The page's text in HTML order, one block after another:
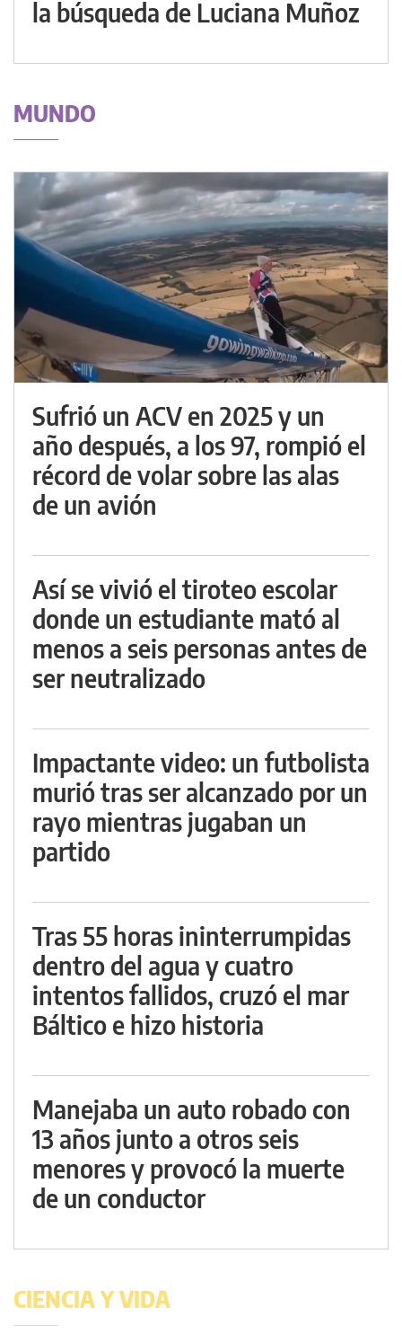
la búsqueda de Luciana Muñoz
MUNDO
Sufrió un ACV en 2025 y un
año después, a los 97, rompió el
récord de volar sobre las alas
de un avión
Así se vivió el tiroteo escolar
donde un estudiante mató al
menos a seis personas antes de
ser neutralizado
Impactante video: un futbolista
murió tras ser alcanzado por un
rayo mientras jugaban un
partido
Tras 55 horas ininterrumpidas
dentro del agua y cuatro
intentos fallidos, cruzó el mar
Báltico e hizo historia
Manejaba un auto robado con
13 años junto a otros seis
menores y provocó la muerte
de un conductor
CIENCIA Y VIDA